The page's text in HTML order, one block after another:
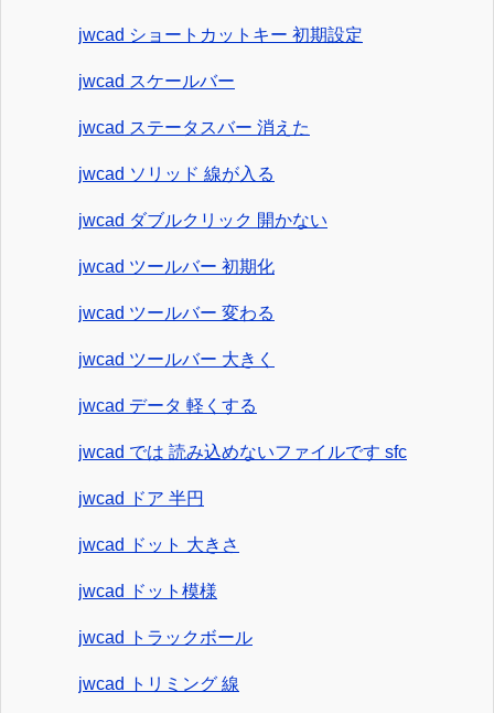
jwcad ショートカットキー 初期設定
jwcad スケールバー
jwcad ステータスバー 消えた
jwcad ソリッド 線が入る
jwcad ダブルクリック 開かない
jwcad ツールバー 初期化
jwcad ツールバー 変わる
jwcad ツールバー 大きく
jwcad データ 軽くする
jwcad では 読み込めないファイルです sfc
jwcad ドア 半円
jwcad ドット 大きさ
jwcad ドット模様
jwcad トラックボール
jwcad トリミング 線